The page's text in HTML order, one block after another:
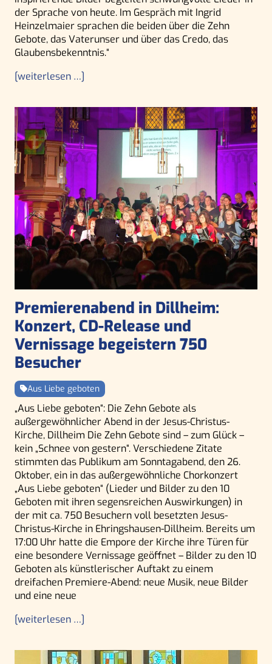
der Sprache von heute. Im Gespräch mit Ingrid
Heinzelmaier sprachen die beiden über die Zehn
Gebote, das Vaterunser und über das Credo, das
Glaubensbekenntnis.“
[weiterlesen …]
Premierenabend in Dillheim:
Konzert, CD-Release und
Vernissage begeistern 750
Besucher
Aus Liebe geboten
„Aus Liebe geboten“: Die Zehn Gebote als
außergewöhnlicher Abend in der Jesus-Christus-
Kirche, Dillheim Die Zehn Gebote sind – zum Glück –
kein „Schnee von gestern“. Verschiedene Zitate
stimmten das Publikum am Sonntagabend, den 26.
Oktober, ein in das außergewöhnliche Chorkonzert
„Aus Liebe geboten“ (Lieder und Bilder zu den 10
Geboten mit ihren segensreichen Auswirkungen) in
der mit ca. 750 Besuchern voll besetzten Jesus-
Christus-Kirche in Ehringshausen-Dillheim. Bereits um
17:00 Uhr hatte die Empore der Kirche ihre Türen für
eine besondere Vernissage geöffnet – Bilder zu den 10
Geboten als künstlerischer Auftakt zu einem
dreifachen Premiere-Abend: neue Musik, neue Bilder
und eine neue
[weiterlesen …]